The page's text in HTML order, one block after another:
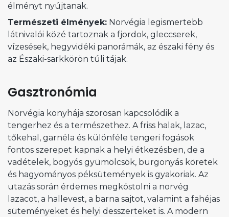
élményt nyújtanak.
Természeti élmények: Norvégia legismertebb
látnivalói közé tartoznak a fjordok, gleccserek,
vízesések, hegyvidéki panorámák, az északi fény és
az Északi-sarkkörön túli tájak.
Gasztronómia
Norvégia konyhája szorosan kapcsolódik a
tengerhez és a természethez. A friss halak, lazac,
tőkehal, garnéla és különféle tengeri fogások
fontos szerepet kapnak a helyi étkezésben, de a
vadételek, bogyós gyümölcsök, burgonyás köretek
és hagyományos péksütemények is gyakoriak. Az
utazás során érdemes megkóstolni a norvég
lazacot, a hallevest, a barna sajtot, valamint a fahéjas
süteményeket és helyi desszerteket is. A modern